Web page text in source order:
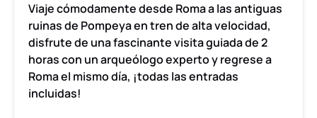
Viaje cómodamente desde Roma a las antiguas
ruinas de Pompeya en tren de alta velocidad,
disfrute de una fascinante visita guiada de 2
horas con un arqueólogo experto y regrese a
Roma el mismo día, ¡todas las entradas
incluidas!